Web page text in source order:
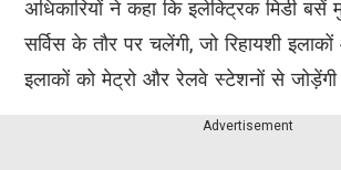
अधिकारियों ने कहा कि इलेक्ट्रिक मिडी
सर्विस के तौर पर चलेंगी, जो रिहायशी
इलाकों को मेट्रो और रेलवे स्टेशनों से
Advertisement